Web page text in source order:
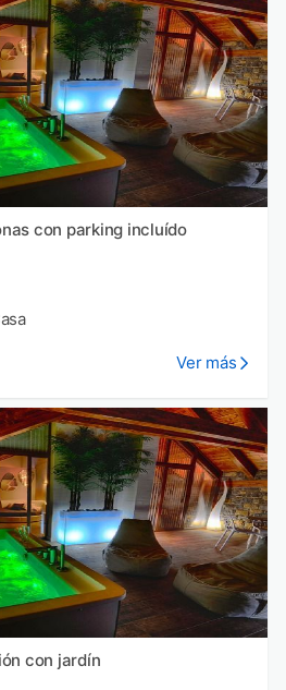
con parking incluído
Ver más
con jardín